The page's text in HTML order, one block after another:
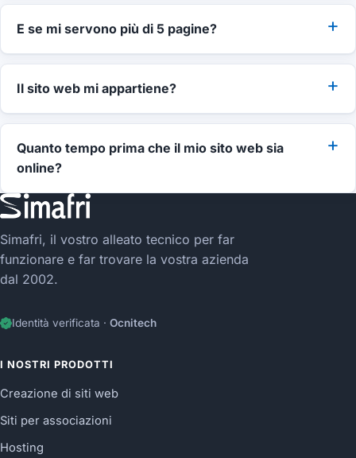
E se mi servono più di 5 pagine?
Il sito web mi appartiene?
Quanto tempo prima che il mio sito web sia
online?
Simafri, il vostro alleato tecnico per far
funzionare e far trovare la vostra azienda
dal 2002.
Identità verificata · Ocnitech
I NOSTRI PRODOTTI
Creazione di siti web
Siti per associazioni
Hosting